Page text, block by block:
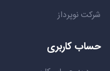
شرکت نوپرداز
حساب کاربری